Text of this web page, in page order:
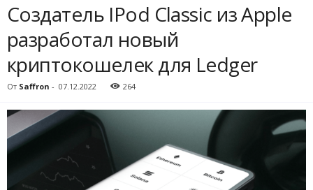
Создатель IPod Classic из Apple
разработал новый
криптокошелек для Ledger
От Saffron - 07.12.2022 264